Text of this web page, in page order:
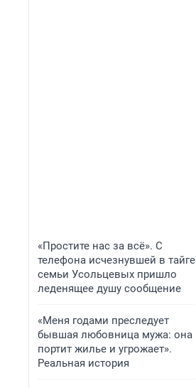
«Простите нас за всё». С
телефона исчезнувшей в тайге
семьи Усольцевых пришло
леденящее душу сообщение
«Меня годами преследует
бывшая любовница мужа: она
портит жилье и угрожает».
Реальная история